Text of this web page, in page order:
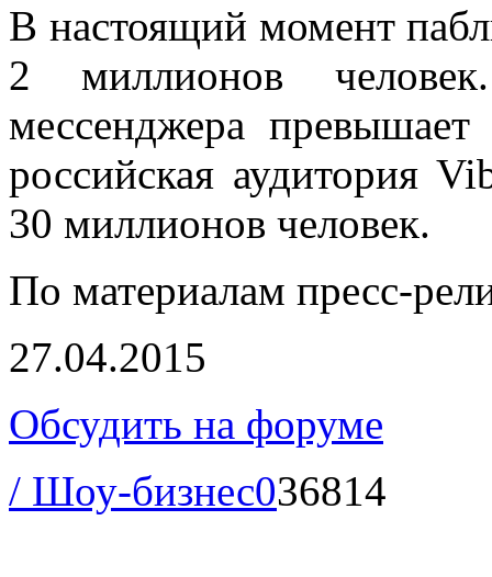
В настоящий момент
2 миллионов
мессенджера
российская аудитория
30 миллионов человек.
По материалам пресс-
27.04.2015
Обсудить на форуме
/ Шоу-бизнес036814